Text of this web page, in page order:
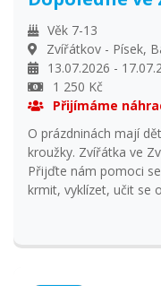
Věk 7-13
Zvířátkov - Písek,
13.07.2026 -
1 250 Kč
Přijímáme
O prázdninách mají
kroužky. Zvířátka ve
Přijďte nám pomoci
krmit, vyklízet, učit se